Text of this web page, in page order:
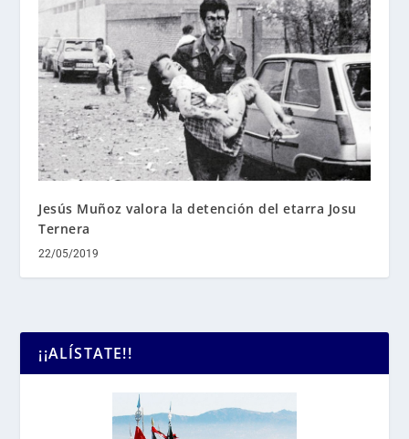
Jesús Muñoz valora la detención del etarra Josu
Ternera
22/05/2019
¡¡ALÍSTATE!!